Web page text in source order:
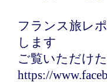
フランス旅レ
します
ご覧いただけ
https://